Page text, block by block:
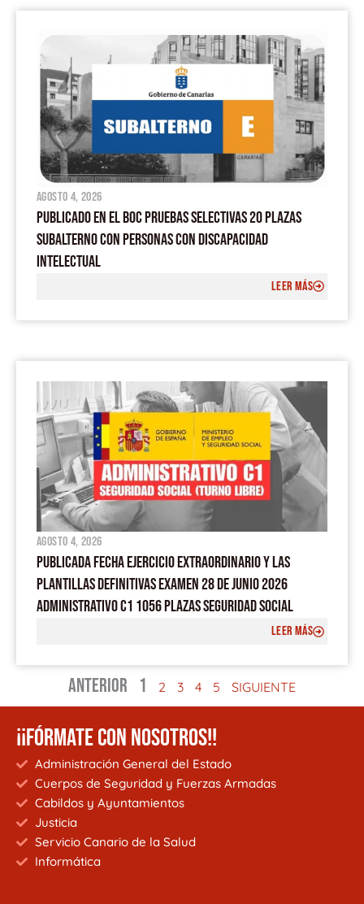
agosto 4, 2026
PUBLICADO EN EL BOC PRUEBAS SELECTIVAS 20 PLAZAS
SUBALTERNO CON PERSONAS CON DISCAPACIDAD
INTELECTUAL
LEER MÁS
agosto 4, 2026
PUBLICADA FECHA EJERCICIO EXTRAORDINARIO Y LAS
PLANTILLAS DEFINITIVAS EXAMEN 28 DE JUNIO 2026
ADMINISTRATIVO C1 1056 PLAZAS SEGURIDAD SOCIAL
LEER MÁS
ANTERIOR 1 2 3 4 5 SIGUIENTE
¡¡FÓRMATE CON NOSOTROS!!
Administración General del Estado
Cuerpos de Seguridad y Fuerzas Armadas
Cabildos y Ayuntamientos
Justicia
Servicio Canario de la Salud
Informática